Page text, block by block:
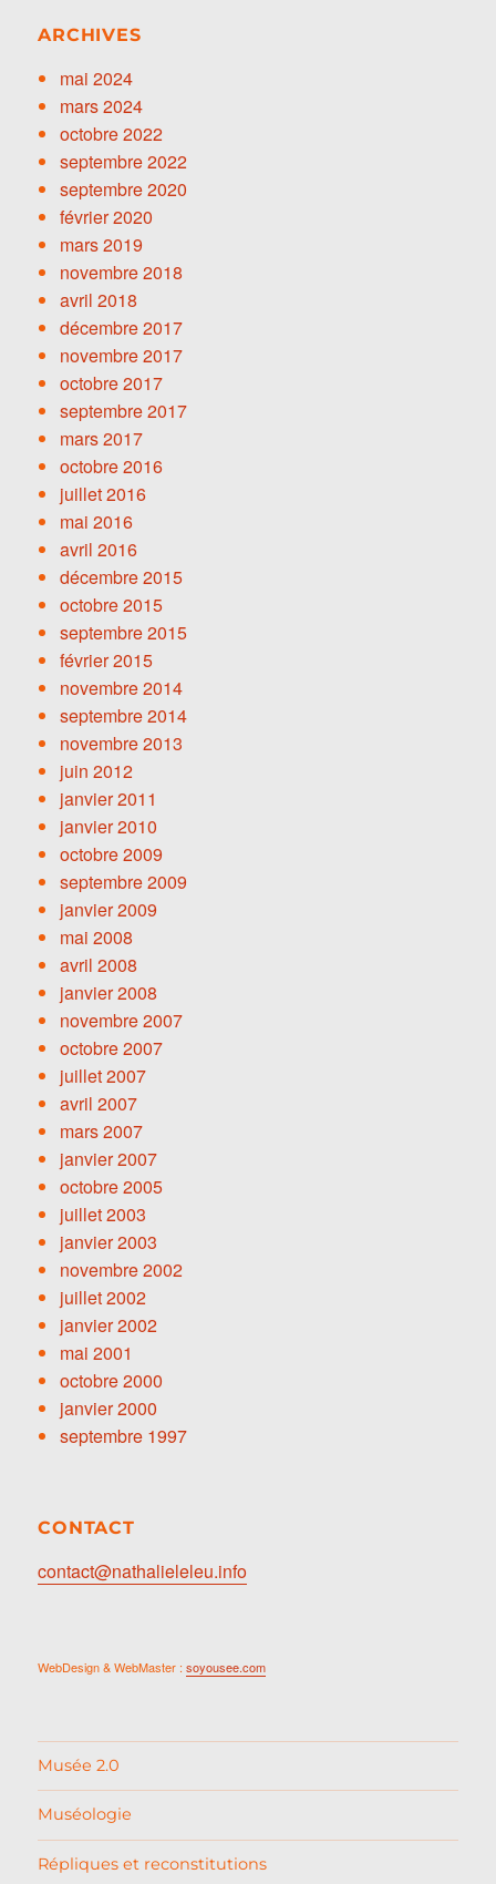
ARCHIVES
mai 2024
mars 2024
octobre 2022
septembre 2022
septembre 2020
février 2020
mars 2019
novembre 2018
avril 2018
décembre 2017
novembre 2017
octobre 2017
septembre 2017
mars 2017
octobre 2016
juillet 2016
mai 2016
avril 2016
décembre 2015
octobre 2015
septembre 2015
février 2015
novembre 2014
septembre 2014
novembre 2013
juin 2012
janvier 2011
janvier 2010
octobre 2009
septembre 2009
janvier 2009
mai 2008
avril 2008
janvier 2008
novembre 2007
octobre 2007
juillet 2007
avril 2007
mars 2007
janvier 2007
octobre 2005
juillet 2003
janvier 2003
novembre 2002
juillet 2002
janvier 2002
mai 2001
octobre 2000
janvier 2000
septembre 1997
CONTACT
contact@nathalieleleu.info
WebDesign & WebMaster :soyousee.com
Musée 2.0
Muséologie
Répliques et reconstitutions